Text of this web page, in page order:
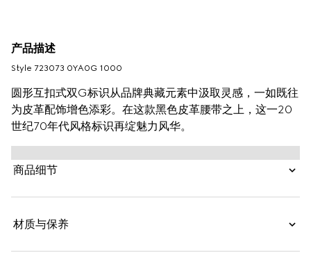
产品描述
Style ‎723073 0YA0G 1000
圆形互扣式双G标识从品牌典藏元素中汲取灵感，一如既往
为皮革配饰增色添彩。在这款黑色皮革腰带之上，这一20
世纪70年代风格标识再绽魅力风华。
商品细节
材质与保养